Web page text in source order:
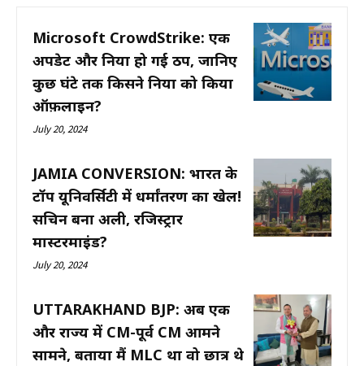
Microsoft CrowdStrike: एक
अपडेट और दुनिया हो गई ठप, जानिए
कुछ घंटे तक किसने दुनिया को किया
ऑफ़लाइन?
July 20, 2024
JAMIA CONVERSION: भारत के
टॉप यूनिवर्सिटी में धर्मांतरण का खेल!
सचिन बना अली, रजिस्ट्रार
मास्टरमाइंड?
July 20, 2024
UTTARAKHAND BJP: अब एक
और राज्य में CM-पूर्व CM आमने
सामने, बताया मैं MLC था वो छात्र थे